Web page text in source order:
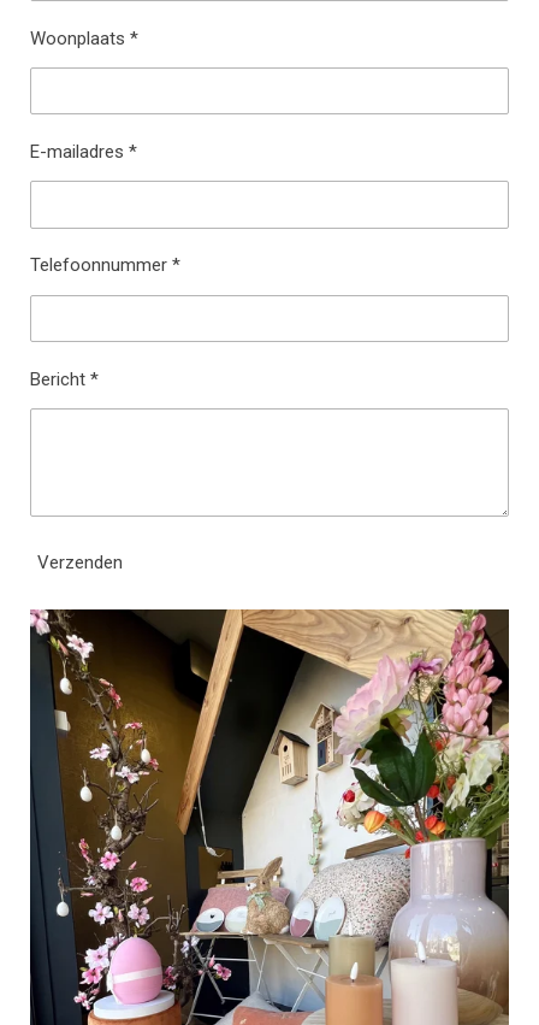
Woonplaats *
E-mailadres *
Telefoonnummer *
Bericht *
Verzenden